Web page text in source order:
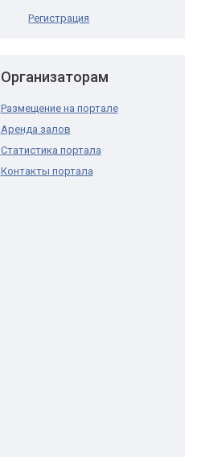
Регистрация
Организаторам
Размещение на портале
Аренда залов
Статистика портала
Контакты портала